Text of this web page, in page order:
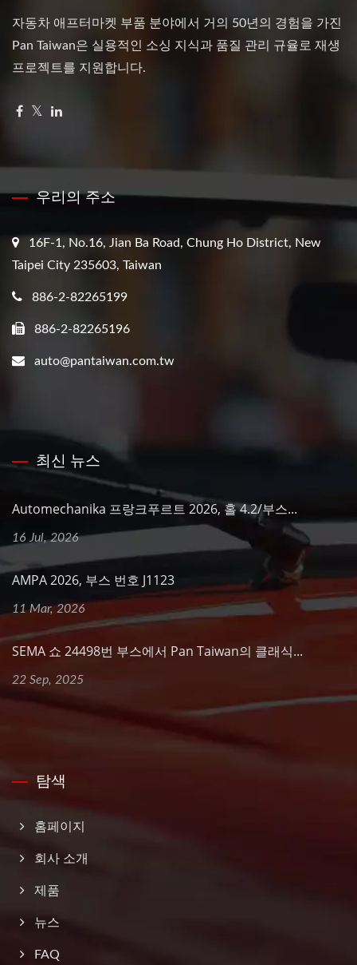
자동차 애프터마켓 부품 분야에서 거의 50년의 경험을 가진
Pan Taiwan은 실용적인 소싱 지식과 품질 관리 규율로 재생
프로젝트를 지원합니다.
우리의 주소
16F-1, No.16, Jian Ba Road, Chung Ho District, New
Taipei City 235603, Taiwan
886-2-82265199
886-2-82265196
auto@pantaiwan.com.tw
최신 뉴스
Automechanika 프랑크푸르트 2026, 홀 4.2/부스...
16 Jul, 2026
AMPA 2026, 부스 번호 J1123
11 Mar, 2026
SEMA 쇼 24498번 부스에서 Pan Taiwan의 클래식...
22 Sep, 2025
탐색
홈페이지
회사 소개
제품
뉴스
FAQ